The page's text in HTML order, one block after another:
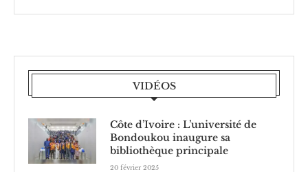
VIDÉOS
Côte d’Ivoire : L’université de
Bondoukou inaugure sa
bibliothèque principale
20 février 2025